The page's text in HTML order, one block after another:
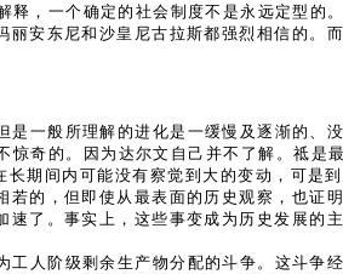
，一个确定的社会制度不是永远定型的
安东尼和沙皇尼古拉斯都强烈相信的。
一般所理解的进化是一缓慢及逐渐的、
奇的。因为达尔文自己并不了解。祗是
间内可能没有察觉到大的变动，可是
的，但即使从最表面的历史观察，也证
了。事实上，这些事变成为历史发展的
人阶级剩余生产物分配的斗争。这斗争